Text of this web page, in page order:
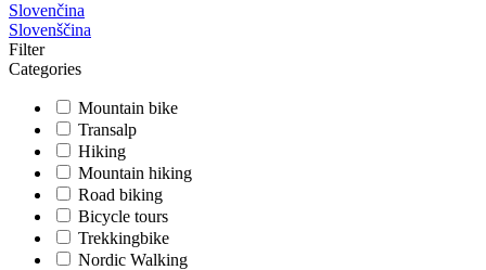
Slovenčina
Slovenščina
Filter
Categories
Mountain bike
Transalp
Hiking
Mountain hiking
Road biking
Bicycle tours
Trekkingbike
Nordic Walking